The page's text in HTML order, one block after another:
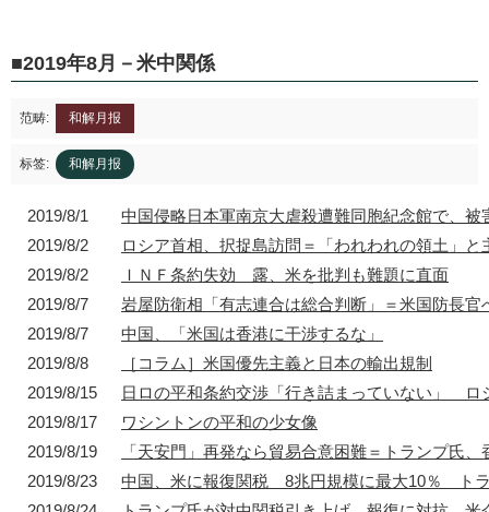
2017年
東京 日本橋
東京 日本橋
1930年代
北京 前門
北京 前門
現在
台北 衡陽路
台北 衡陽路
1940年代初
ソウル 南大門
ソウル 南大門
2019年8月－米中関係
范畴: 和解月报
标签: 和解月报
2019/8/1
中国侵略日本軍南京大虐殺遭難同胞紀念館で、被
2019/8/2
ロシア首相、択捉島訪問＝「われわれの領土」
2019/8/2
ＩＮＦ条約失効 露、米を批判も難題に直面
2019/8/7
岩屋防衛相「有志連合は総合判断」＝米国防長
2019/8/7
中国、「米国は香港に干渉するな」
2019/8/8
［コラム］米国優先主義と日本の輸出規制
2019/8/15
日ロの平和条約交渉「行き詰まっていない」 ロ
2019/8/17
ワシントンの平和の少女像
2019/8/19
「天安門」再発なら貿易合意困難＝トランプ氏
2019/8/23
中国、米に報復関税 8兆円規模に最大10％ ト